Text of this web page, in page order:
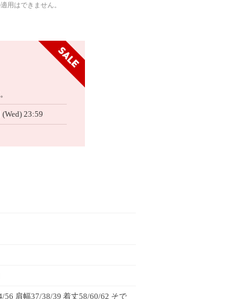
用はできません。
23:59
56 肩幅37/38/39 着丈58/60/62 そで